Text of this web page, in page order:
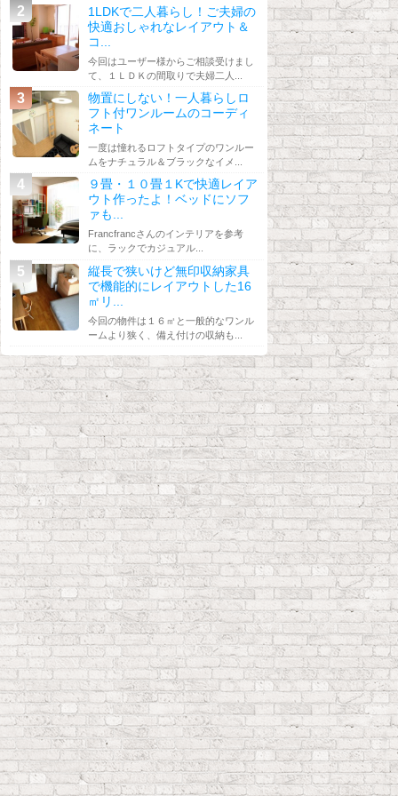
1LDKで二人暮らし！ご夫婦の
快適おしゃれなレイアウト＆
コ...
今回はユーザー様からご相談受けまし
て、１ＬＤＫの間取りで夫婦二人...
物置にしない！一人暮らしロ
フト付ワンルームのコーディ
ネート
一度は憧れるロフトタイプのワンルー
ムをナチュラル＆ブラックなイメ...
９畳・１０畳１Kで快適レイア
ウト作ったよ！ベッドにソフ
ァも...
Francfrancさんのインテリアを参考
に、ラックでカジュアル...
縦長で狭いけど無印収納家具
で機能的にレイアウトした16
㎡リ...
今回の物件は１６㎡と一般的なワンル
ームより狭く、備え付けの収納も...